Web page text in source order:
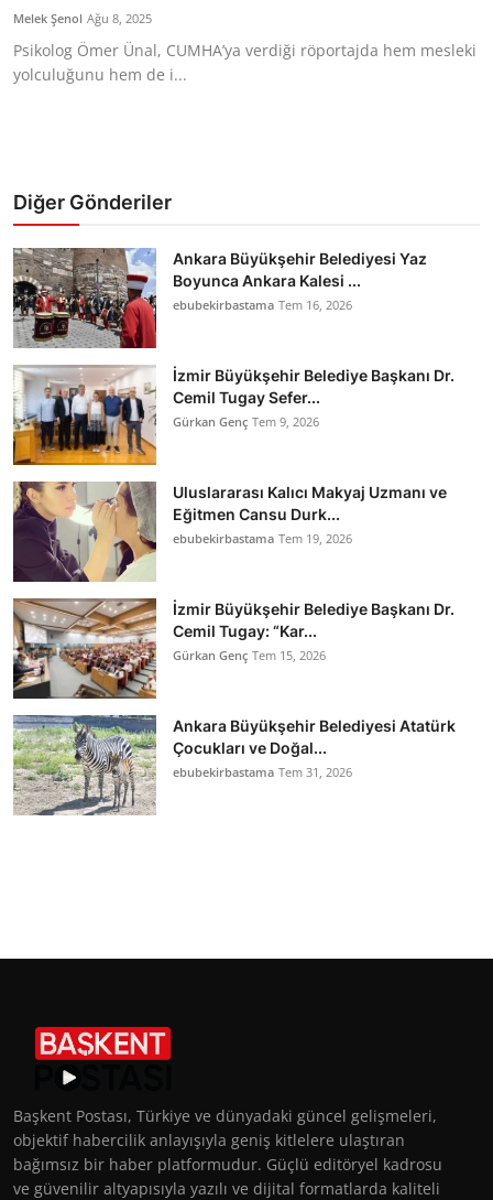
Melek Şenol Ağu 8, 2025
Psikolog Ömer Ünal, CUMHA’ya verdiği röportajda hem mesleki
yolculuğunu hem de i...
Diğer Gönderiler
Ankara Büyükşehir Belediyesi Yaz
Boyunca Ankara Kalesi ...
ebubekirbastama Tem 16, 2026
İzmir Büyükşehir Belediye Başkanı Dr.
Cemil Tugay Sefer...
Gürkan Genç Tem 9, 2026
Uluslararası Kalıcı Makyaj Uzmanı ve
Eğitmen Cansu Durk...
ebubekirbastama Tem 19, 2026
İzmir Büyükşehir Belediye Başkanı Dr.
Cemil Tugay: “Kar...
Gürkan Genç Tem 15, 2026
Ankara Büyükşehir Belediyesi Atatürk
Çocukları ve Doğal...
ebubekirbastama Tem 31, 2026
Başkent Postası, Türkiye ve dünyadaki güncel gelişmeleri,
objektif habercilik anlayışıyla geniş kitlelere ulaştıran
bağımsız bir haber platformudur. Güçlü editöryel kadrosu
ve güvenilir altyapısıyla yazılı ve dijital formatlarda kaliteli